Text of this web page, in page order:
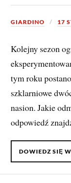
GIARDINO 17
Kolejny sezon
tym roku
szklarniowe
nasion. Jakie
odpowiedź
DOWIEDZ SIĘ